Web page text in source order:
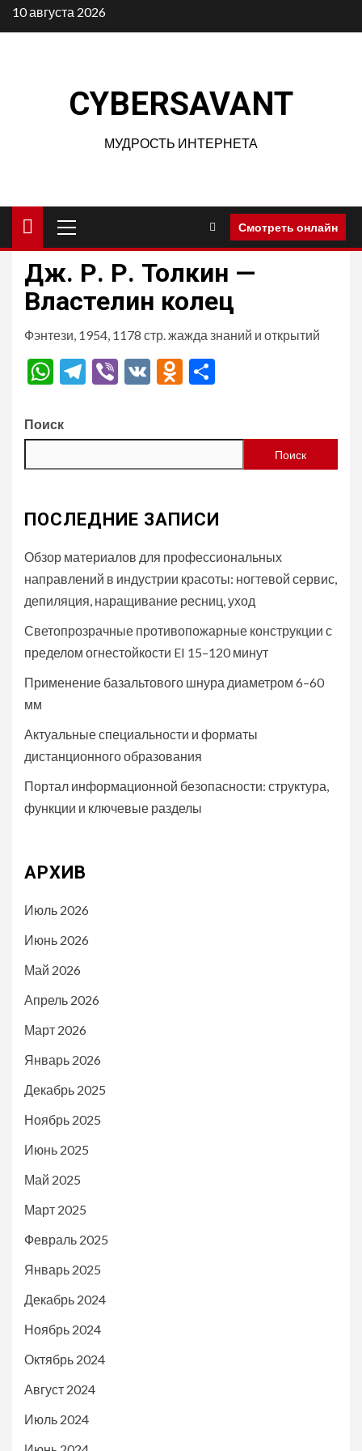
Перейти
к
10 августа 2026
CYBERSAVANT
МУДРОСТЬ ИНТЕРНЕТА
меню
Смотреть онлайн
Дж. Р. Р. Толкин —
Властелин колец
Фэнтези, 1954, 1178 стр. жажда знаний и открытий
WhatsApp
Telegram
Viber
VK Odnoklassniki
Поиск
Поиск
ПОСЛЕДНИЕ ЗАПИСИ
Обзор материалов для профессиональных
направлений в индустрии красоты: ногтевой сервис,
депиляция, наращивание ресниц, уход
Светопрозрачные противопожарные конструкции с
пределом огнестойкости EI 15–120 минут
Применение базальтового шнура диаметром 6–60
мм
Актуальные специальности и форматы
дистанционного образования
Портал информационной безопасности: структура,
функции и ключевые разделы
АРХИВ
Июль 2026
Июнь 2026
Май 2026
Апрель 2026
Март 2026
Январь 2026
Декабрь 2025
Ноябрь 2025
Июнь 2025
Май 2025
Март 2025
Февраль 2025
Январь 2025
Декабрь 2024
Ноябрь 2024
Октябрь 2024
Август 2024
Июль 2024